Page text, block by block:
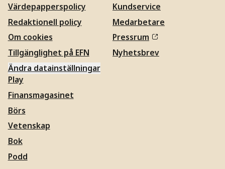
Värdepapperspolicy
Redaktionell policy
Om cookies
Tillgänglighet på EFN
Ändra datainställningar
Kundservice
Medarbetare
Pressrum
Nyhetsbrev
Play
Finansmagasinet
Börs
Vetenskap
Bok
Podd